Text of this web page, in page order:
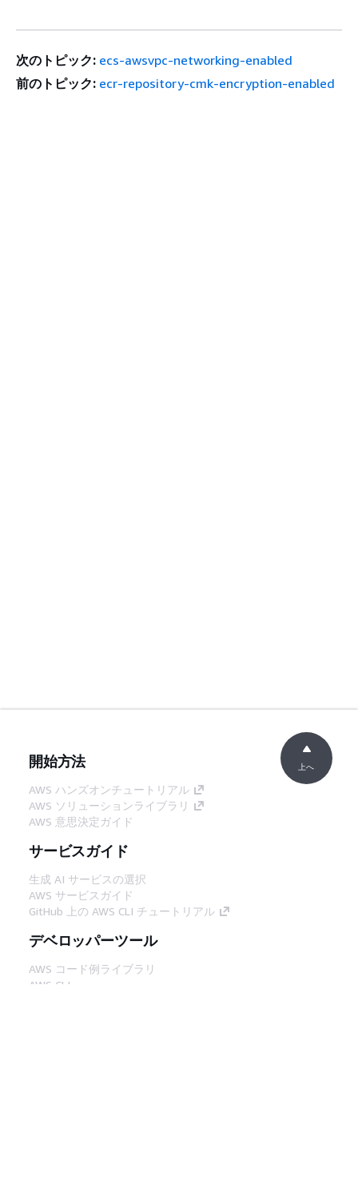
次のトピック: ecs-awsvpc-networking-enabled
前のトピック: ecr-repository-cmk-encryption-enabled
開始方法
AWS ハンズオンチュートリアル
AWS ソリューションライブラリ
AWS 意思決定ガイド
サービスガイド
生成 AI サービスの選択
AWS サービスガイド
GitHub 上の AWS CLI チュートリアル
デベロッパーツール
AWS コード例ライブラリ
AWS CLI
上へ